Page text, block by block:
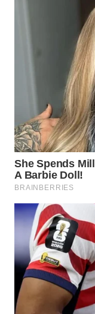
WAHANA
INFRASTRUKTUR
WAHANA
KONSUMEN
LISTRIK
WAHANA
TRAVEL
WAHANA